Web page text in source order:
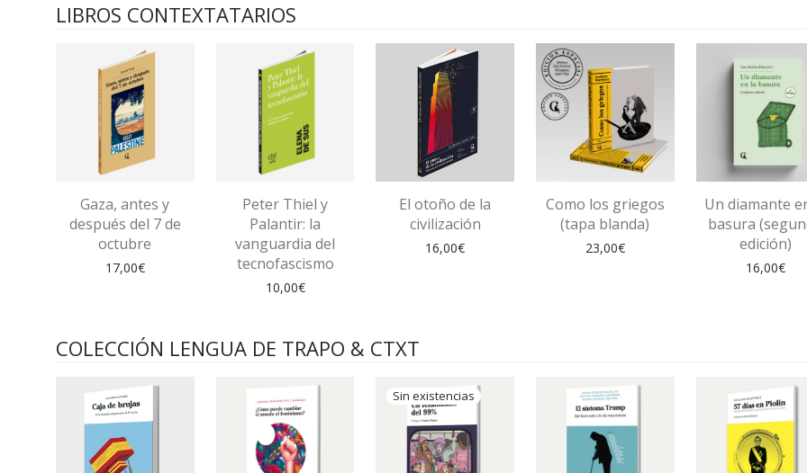
LIBROS CONTEXTATARIOS
Gaza, antes y
después del 7 de
octubre
17,00€
Peter Thiel y
Palantir: la
vanguardia del
tecnofascismo
10,00€
El otoño de la
civilización
16,00€
Como los griegos
(tapa blanda)
23,00€
Un diamante
basura
edición)
16,00€
COLECCIÓN LENGUA DE TRAPO & CTXT